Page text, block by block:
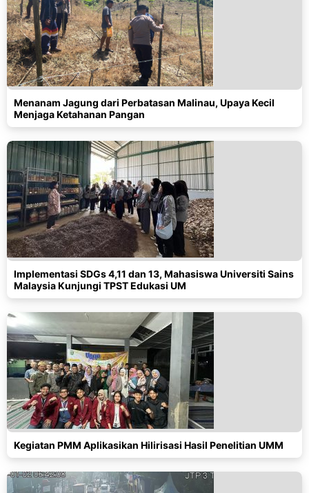
Menanam Jagung dari Perbatasan Malinau, Upaya Kecil
Menjaga Ketahanan Pangan
Implementasi SDGs 4,11 dan 13, Mahasiswa Universiti Sains
Malaysia Kunjungi TPST Edukasi UM
Kegiatan PMM Aplikasikan Hilirisasi Hasil Penelitian UMM